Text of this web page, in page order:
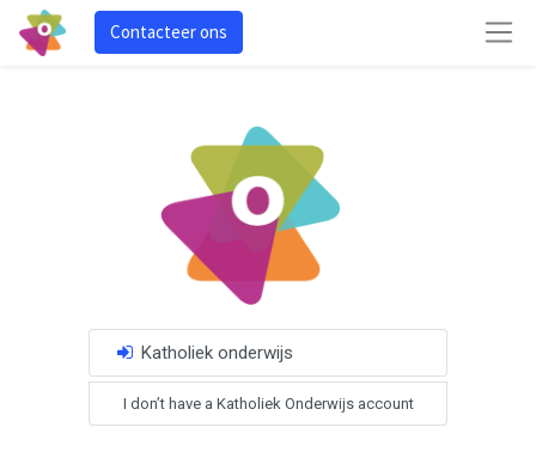
Contacteer ons
Katholiek onderwijs
I don’t have a Katholiek Onderwijs account